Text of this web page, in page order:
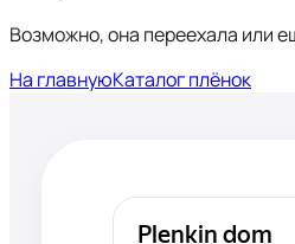
Возможно, она переехала или
На главнуюКаталог плёнок